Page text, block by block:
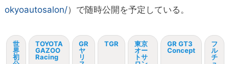
okyoautosalon/）で随時公開を予定している。
世
界
初
TOYOTA
GAZOO
Racing
GR
ヤ
リ
TGR
東京
オー
トサ
GR GT3
Concept
フ
ル
チ